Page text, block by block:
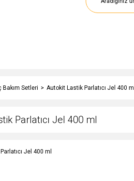
Bakım Setleri Autokit Lastik Parlatıcı Jel 400 ml
Parlatıcı Jel 400 ml